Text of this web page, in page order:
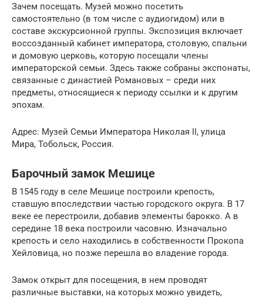
Зачем посещать. Музей можно посетить
самостоятельно (в том числе с аудиогидом) или в
составе экскурсионной группы. Экспозиция включает
воссозданный кабинет императора, столовую, спальни
и домовую церковь, которую посещали члены
императорской семьи. Здесь также собраны экспонаты,
связанные с династией Романовых – среди них
предметы, относящиеся к периоду ссылки и к другим
эпохам.
Адрес: Музей Семьи Императора Николая II, улица
Мира, Тобольск, Россия.
Барочный замок Мешице
В 1545 году в селе Мешице построили крепость,
ставшую впоследствии частью городского округа. В 17
веке ее перестроили, добавив элементы барокко. А в
середине 18 века построили часовню. Изначально
крепость и село находились в собственности Прокопа
Хейловица, но позже перешла во владение города.
Замок открыт для посещения, в нем проводят
различные выставки, на которых можно увидеть,